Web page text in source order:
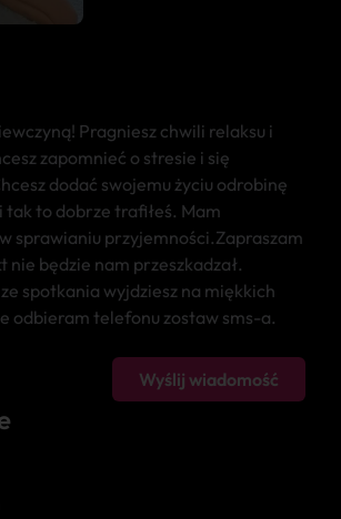
Pragniesz chwili relaksu i
zapomnieć o stresie i się
dodać swojemu życiu odrobinę
to dobrze trafiłeś. Mam
sprawianiu przyjemności.Zapraszam
nie będzie nam przeszkadzał.
spotkania wyjdziesz na miękkich
odbieram telefonu zostaw sms-a.
Wyślij wiadomość